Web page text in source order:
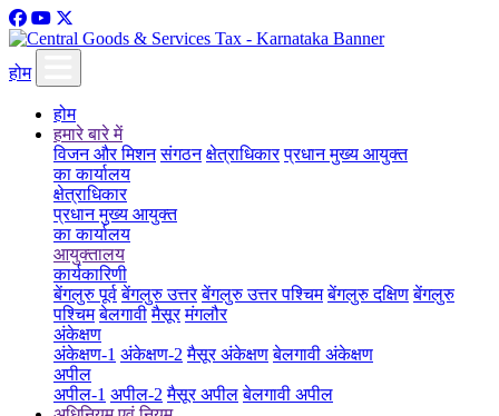
होम
होम
हमारे बारे में
विजन और मिशन संगठन क्षेत्राधिकार प्रधान मुख्य आयुक्त
का कार्यालय
क्षेत्राधिकार
प्रधान मुख्य आयुक्त
का कार्यालय
आयुक्तालय
कार्यकारिणी
बेंगलुरु पूर्व बेंगलुरु उत्तर बेंगलुरु उत्तर पश्चिम बेंगलुरु दक्षिण बेंगलुरु
पश्चिम बेलगावी मैसूर मंगलौर
अंकेक्षण
अंकेक्षण-1 अंकेक्षण-2 मैसूर अंकेक्षण बेलगावी अंकेक्षण
अपील
अपील-1 अपील-2 मैसूर अपील बेलगावी अपील